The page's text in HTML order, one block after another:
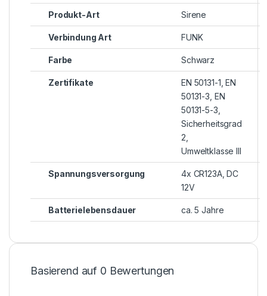
Produkt-Art Sirene
Verbindung Art FUNK
Farbe Schwarz
Zertifikate
EN 50131-1, EN
50131-3, EN
50131-5-3,
Sicherheitsgrad
2,
Umweltklasse III
Spannungsversorgung
4x CR123A, DC
12V
Batterielebensdauer ca. 5 Jahre
Basierend auf 0 Bewertungen